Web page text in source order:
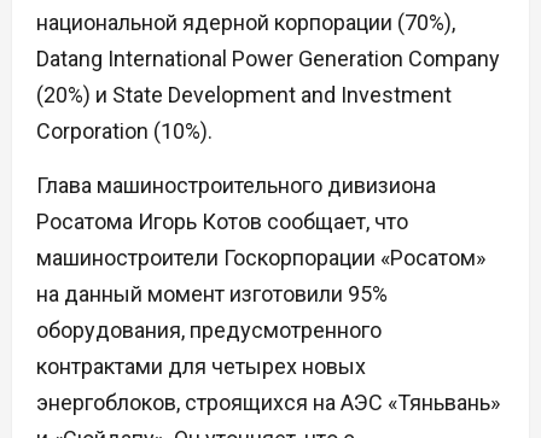
национальной ядерной корпорации (70%),
Datang International Power Generation Company
(20%) и State Development and Investment
Corporation (10%).
Глава машиностроительного дивизиона
Росатома Игорь Котов сообщает, что
машиностроители Госкорпорации «Росатом»
на данный момент изготовили 95%
оборудования, предусмотренного
контрактами для четырех новых
энергоблоков, строящихся на АЭС «Тяньвань»